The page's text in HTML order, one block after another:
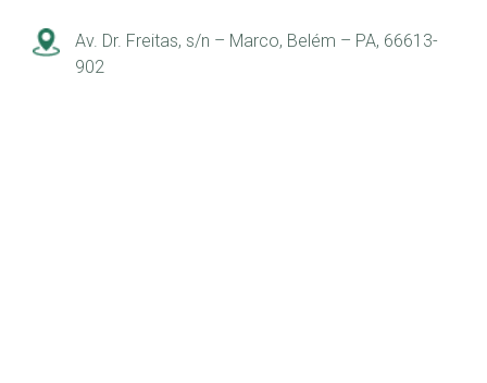
Av. Dr. Freitas, s/n – Marco, Belém – PA, 66613-
902